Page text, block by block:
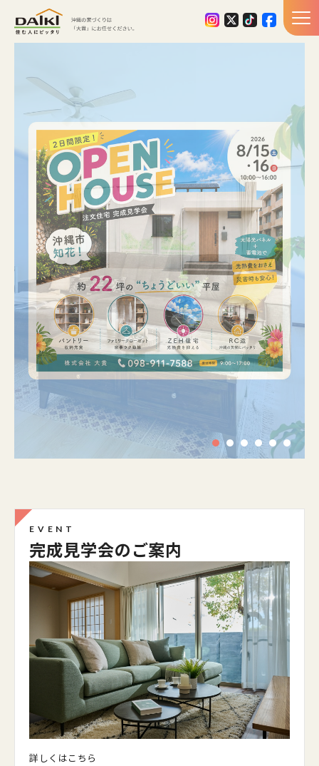
EVENT
完成見学会のご案内
詳しくはこちら